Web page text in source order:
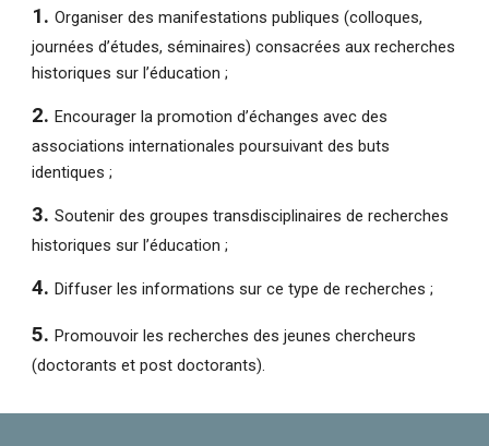
1. Organiser des manifestations publiques (colloques,
journées d’études, séminaires) consacrées aux recherches
historiques sur l’éducation ;
2. Encourager la promotion d’échanges avec des
associations internationales poursuivant des buts
identiques ;
3. Soutenir des groupes transdisciplinaires de recherches
historiques sur l’éducation ;
4. Diffuser les informations sur ce type de recherches ;
5. Promouvoir les recherches des jeunes chercheurs
(doctorants et post doctorants).